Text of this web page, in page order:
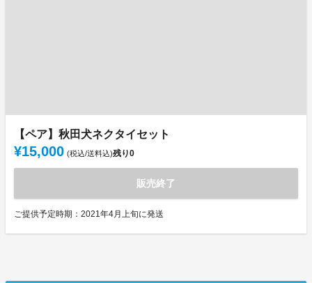
【ペア】秋田犬ネクタイセット
¥15,000 (税込/送料込)残り0
販売終了
ご提供予定時期：2021年4月上旬に発送